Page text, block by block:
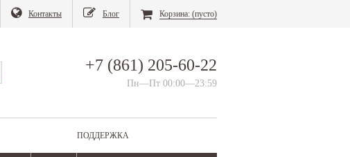
Контакты Блог Корзина: (пусто)
+7 (861) 205-60-22
Пн—Пт 00:00—23:59
ПОДДЕРЖКА